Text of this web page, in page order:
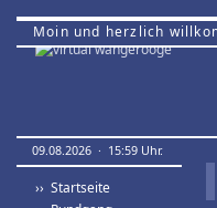
Moin und herzlich
09.08.2026 · 15:59 Uhr.
›› Startseite